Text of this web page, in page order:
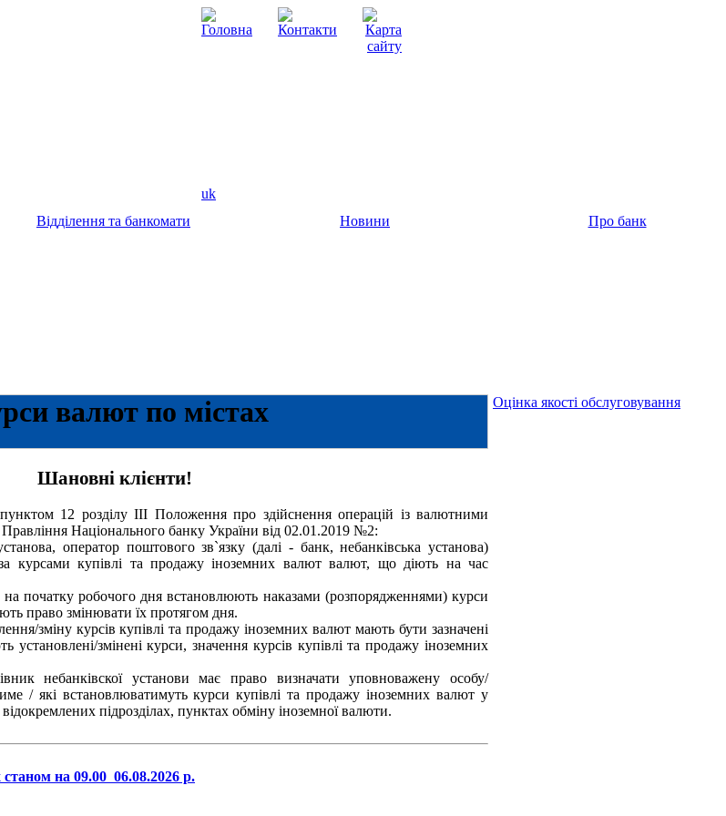
uk
Відділення та банкомати Новини Про банк
валют по містах
Шановні клієнти!
12 розділу III Положення про здійснення операцій із валютними
Національного банку України від 02.01.2019 №2:
оператор поштового зв`язку (далі - банк, небанківська установа)
курсами купівлі та продажу іноземних валют валют, що діють на час
початку робочого дня встановлюють наказами (розпорядженнями) курси
право змінювати їх протягом дня.
зміну курсів купівлі та продажу іноземних валют мають бути зазначені
установлені/змінені курси, значення курсів купівлі та продажу іноземних
небанківскої установи має право визначати уповноважену особу/
/ які встановлюватимуть курси купівлі та продажу іноземних валют у
підрозділах, пунктах обміну іноземної валюти.
на 09.00 06.08.2026 р.
Оцінка якості обслуговування